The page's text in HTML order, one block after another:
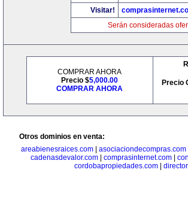
Visitar!
Serán consideradas
COMPRAR AHORA
Precio $5,000.00
COMPRAR AHORA
Precio
Otros dominios en venta:
areabienesraices.com| asociaciondecompras.com
cadenasdevalor.com
comprasinternet.com
cordobapropiedades.com